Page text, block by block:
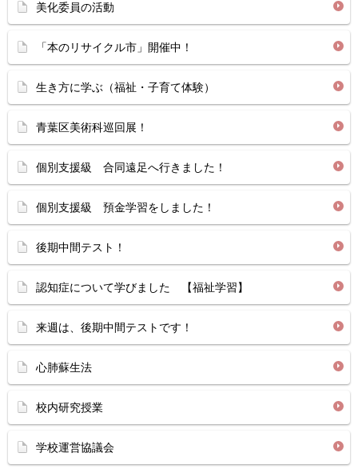
美化委員の活動
「本のリサイクル市」開催中！
生き方に学ぶ（福祉・子育て体験）
青葉区美術科巡回展！
個別支援級 合同遠足へ行きました！
個別支援級 預金学習をしました！
後期中間テスト！
認知症について学びました 【福祉学習】
来週は、後期中間テストです！
心肺蘇生法
校内研究授業
学校運営協議会